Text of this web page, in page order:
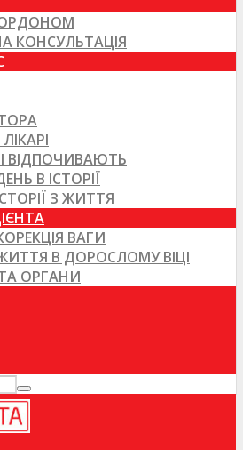
КОНСУЛЬТАЦІЯ
ВІДПОЧИВАЮТЬ
В ІСТОРІЇ
З ЖИТТЯ
ВАГИ
В ДОРОСЛОМУ ВІЦІ
ОРГАНИ